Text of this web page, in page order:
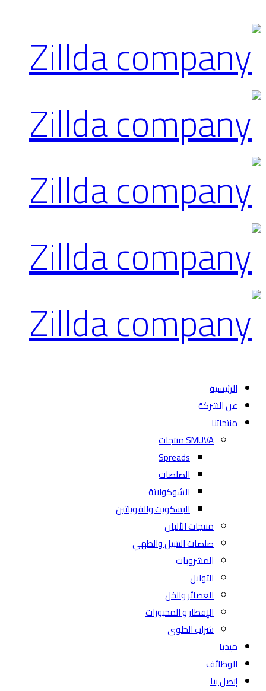
الرئيسية
عن الشركة
منتجاتنا
SMUVA منتجات
Spreads
الصلصات
الشوكولاتة
البسكويت والفويلتين
منتجات الألبان
صلصات التتبيل والطهي
المشروبات
التوابل
العصائر والخل
الإفطار و المخبوزات
شراب الحلوى
ميديا
الوظائف
إتصل بنا